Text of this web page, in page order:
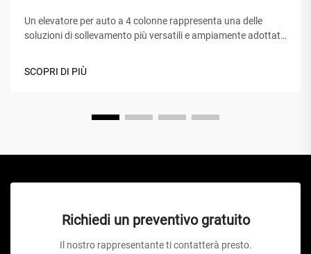
Un elevatore per auto a 4 colonne rappresenta una delle
soluzioni di sollevamento più versatili e ampiamente adottate
e nelle officine commerciali in tutto il mondo. A differenza dei
SCOPRI DI PIÙ
Richiedi un preventivo gratuito
Il nostro rappresentante ti contatterà presto.